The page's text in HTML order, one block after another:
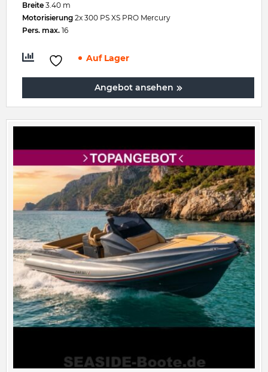
Breite 3.40 m
Motorisierung 2x 300 PS XS PRO Mercury
Pers. max. 16
Auf Lager
Angebot ansehen